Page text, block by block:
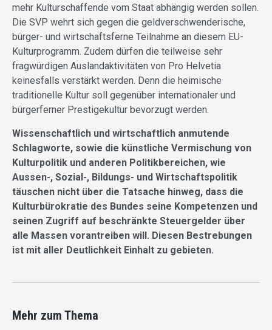
mehr Kulturschaffende vom Staat abhängig werden sollen.
Die SVP wehrt sich gegen die geldverschwenderische,
bürger- und wirtschaftsferne Teilnahme an diesem EU-
Kulturprogramm. Zudem dürfen die teilweise sehr
fragwürdigen Auslandaktivitäten von Pro Helvetia
keinesfalls verstärkt werden. Denn die heimische
traditionelle Kultur soll gegenüber internationaler und
bürgerferner Prestigekultur bevorzugt werden.
Wissenschaftlich und wirtschaftlich anmutende
Schlagworte, sowie die künstliche Vermischung von
Kulturpolitik und anderen Politikbereichen, wie
Aussen-, Sozial-, Bildungs- und Wirtschaftspolitik
täuschen nicht über die Tatsache hinweg, dass die
Kulturbürokratie des Bundes seine Kompetenzen und
seinen Zugriff auf beschränkte Steuergelder über
alle Massen vorantreiben will. Diesen Bestrebungen
ist mit aller Deutlichkeit Einhalt zu gebieten.
Mehr zum Thema